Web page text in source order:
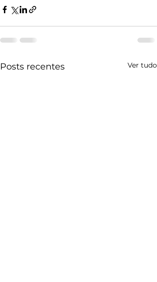
Posts recentes Ver tudo